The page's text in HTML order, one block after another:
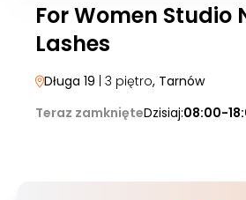
For Women Studio
Lashes
Długa 19 | 3 piętro, Tarnów
Teraz zamknięteDzisiaj:08:00-